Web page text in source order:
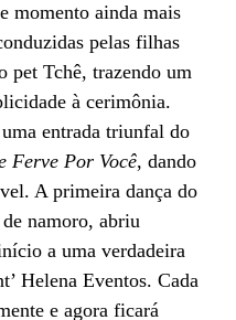
momento ainda mais
pelas filhas
pet Tchê, trazendo um
à cerimônia.
entrada triunfal do
Ferve Por Você, dando
A primeira dança do
namoro, abriu
a uma verdadeira
Helena Eventos. Cada
e agora ficará